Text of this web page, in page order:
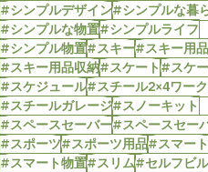
#シンプルデザイン#シンプルな暮
#シンプルな物置#シンプルライフ
#シンプル物置#スキー#スキー用品
#スキー用品収納#スケート#スケ
#スケジュール#スチール2×4ワー
#スチールガレージ#スノーキット
#スペースセーバー#スペースセー
#スポーツ#スポーツ用品#スマート
#スマート物置#スリム#セルフビ